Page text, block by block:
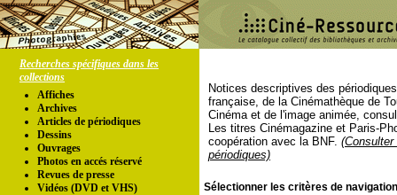
Recherches spécifiques dans les
collections
Affiches
Archives
Articles de périodiques
Dessins
Ouvrages
Photos en accés réservé
Revues de presse
Vidéos (DVD et VHS)
Notices descriptives des
française, de la Cinémathèque de
Cinéma et de l'image animée,
Les titres Cinémagazine et Paris-
coopération avec la BNF.
périodiques)
Sélectionner les critères de